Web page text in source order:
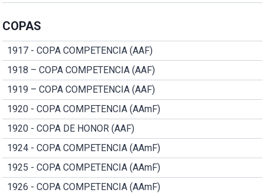
COPAS
1917 - COPA COMPETENCIA (AAF)
1918 – COPA COMPETENCIA (AAF)
1919 – COPA COMPETENCIA (AAF)
1920 - COPA COMPETENCIA (AAmF)
1920 - COPA DE HONOR (AAF)
1924 - COPA COMPETENCIA (AAmF)
1925 - COPA COMPETENCIA (AAmF)
1926 - COPA COMPETENCIA (AAmF)